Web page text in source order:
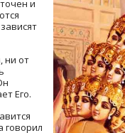
и
ни от
Его.
говорил